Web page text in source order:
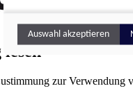
zur Verwendung
Auswahl akzeptieren